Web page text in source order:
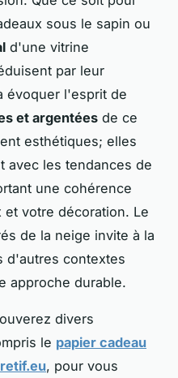
sous le sapin ou
d'une vitrine
par leur
évoquer l'esprit de
et argentées de ce
esthétiques; elles
avec les tendances de
une cohérence
votre décoration. Le
de la neige invite à la
d'autres contextes
approche durable.
divers
le papier cadeau
, pour vous